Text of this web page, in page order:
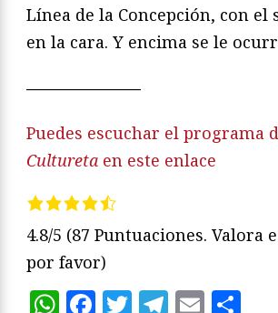
Línea de la Concepción, con el
en la cara. Y encima se le
———————
Puedes escuchar el programa
Cultureta en este enlace
4.8/5 (87 Puntuaciones. Valora
por favor)
WhatsApp
Facebook
TwitterEmail